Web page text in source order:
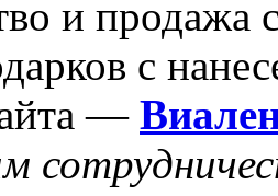
и продажа
с
—